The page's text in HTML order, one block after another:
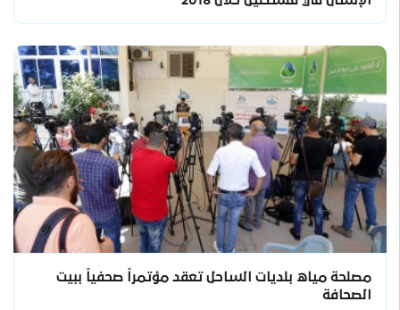
مصلحة مياه بلديات الساحل تعقد مؤتمراً صحفياً ببيت
الصحافة